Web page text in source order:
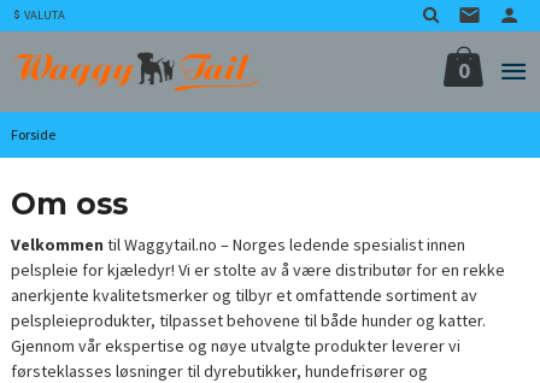
Gå
til
innholdet
VALUTA
0
Forside
Om oss
Velkommen til Waggytail.no – Norges ledende spesialist innen
pelspleie for kjæledyr! Vi er stolte av å være distributør for en rekke
anerkjente kvalitetsmerker og tilbyr et omfattende sortiment av
pelspleieprodukter, tilpasset behovene til både hunder og katter.
Gjennom vår ekspertise og nøye utvalgte produkter leverer vi
førsteklasses løsninger til dyrebutikker, hundefrisører og